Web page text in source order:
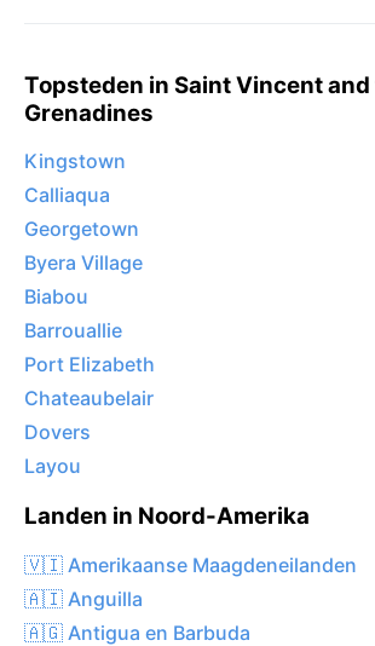
Topsteden in Saint Vincent
Grenadines
Kingstown
Calliaqua
Georgetown
Byera Village
Biabou
Barrouallie
Port Elizabeth
Chateaubelair
Dovers
Layou
Landen in Noord-Amerika
🇻🇮 Amerikaanse Maagdeneilanden
🇦🇮 Anguilla
🇦🇬 Antigua en Barbuda